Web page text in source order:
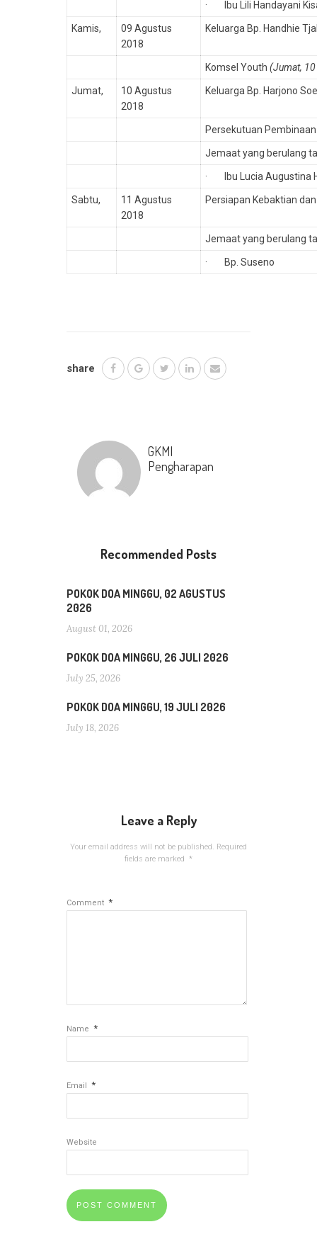
· Ibu Lili Handayani
Kamis,
09 Agustus
2018
Keluarga Bp. Handhie
Komsel Youth (Jumat, 10
Jumat,
10 Agustus
2018
Keluarga Bp. Harjono
Persekutuan
Jemaat yang berulang
· Ibu Lucia Augustina
Sabtu,
11 Agustus
2018
Persiapan Kebaktian
Jemaat yang berulang
· Bp. Suseno
share
GKMI
Pengharapan
Recommended Posts
POKOK DOA MINGGU, 02 AGUSTUS
2026
August 01, 2026
POKOK DOA MINGGU, 26 JULI 2026
July 25, 2026
POKOK DOA MINGGU, 19 JULI 2026
July 18, 2026
Leave a Reply
Your email address will not be published. Required
fields are marked
*
Comment *
Name *
Email *
Website